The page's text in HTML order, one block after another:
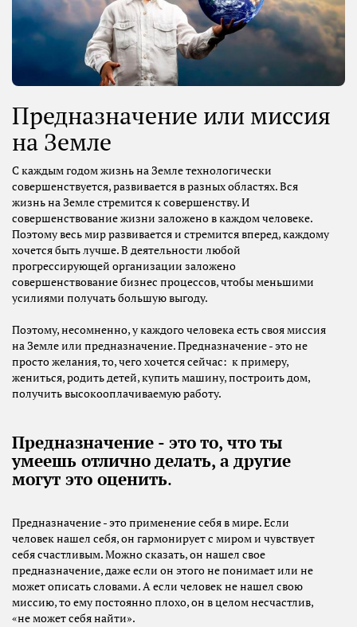
Предназначение или миссия
на Земле
С каждым годом жизнь на Земле технологически
совершенствуется, развивается в разных областях. Вся
жизнь на Земле стремится к совершенству. И
совершенствование жизни заложено в каждом человеке.
Поэтому весь мир развивается и стремится вперед, каждому
хочется быть лучше. В деятельности любой
прогрессирующей организации заложено
совершенствование бизнес процессов, чтобы меньшими
усилиями получать большую выгоду.
Поэтому, несомненно, у каждого человека есть своя миссия
на Земле или предназначение. Предназначение - это не
просто желания, то, чего хочется сейчас: к примеру,
жениться, родить детей, купить машину, построить дом,
получить высокооплачиваемую работу.
Предназначение - это то, что ты
умеешь отлично делать, а другие
могут это оценить.
Предназначение - это применение себя в мире. Если
человек нашел себя, он гармонирует с миром и чувствует
себя счастливым. Можно сказать, он нашел свое
предназначение, даже если он этого не понимает или не
может описать словами. А если человек не нашел свою
миссию, то ему постоянно плохо, он в целом несчастлив,
«не может себя найти».